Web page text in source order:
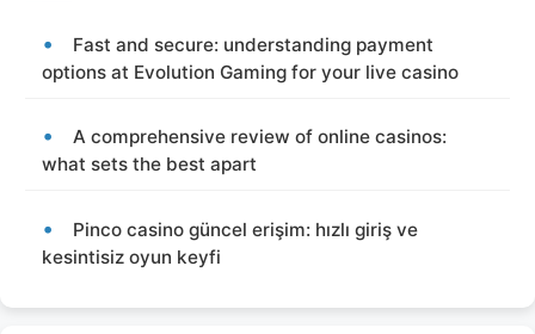
Fast and secure: understanding payment
options at Evolution Gaming for your live casino
A comprehensive review of online casinos:
what sets the best apart
Pinco casino güncel erişim: hızlı giriş ve
kesintisiz oyun keyfi